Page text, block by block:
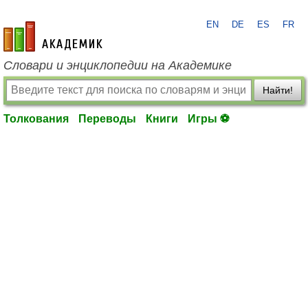
academic.ru
EN DE ES FR
Словари и энциклопедии на Академике
Найти!
Толкования Переводы Книги Игры ⚽